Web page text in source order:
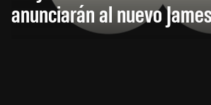
anunciarán al nuevo